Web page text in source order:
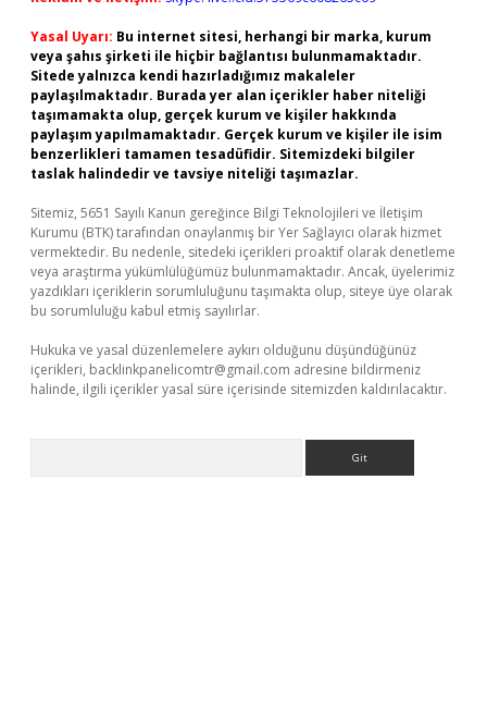
Yasal Uyarı: Bu internet sitesi, herhangi bir marka, kurum
veya şahıs şirketi ile hiçbir bağlantısı bulunmamaktadır.
Sitede yalnızca kendi hazırladığımız makaleler
paylaşılmaktadır. Burada yer alan içerikler haber niteliği
taşımamakta olup, gerçek kurum ve kişiler hakkında
paylaşım yapılmamaktadır. Gerçek kurum ve kişiler ile isim
benzerlikleri tamamen tesadüfidir. Sitemizdeki bilgiler
taslak halindedir ve tavsiye niteliği taşımazlar.
Sitemiz, 5651 Sayılı Kanun gereğince Bilgi Teknolojileri ve İletişim
Kurumu (BTK) tarafından onaylanmış bir Yer Sağlayıcı olarak hizmet
vermektedir. Bu nedenle, sitedeki içerikleri proaktif olarak denetleme
veya araştırma yükümlülüğümüz bulunmamaktadır. Ancak, üyelerimiz
yazdıkları içeriklerin sorumluluğunu taşımakta olup, siteye üye olarak
bu sorumluluğu kabul etmiş sayılırlar.
Hukuka ve yasal düzenlemelere aykırı olduğunu düşündüğünüz
içerikleri, backlinkpanelicomtr@gmail.com adresine bildirmeniz
halinde, ilgili içerikler yasal süre içerisinde sitemizden kaldırılacaktır.